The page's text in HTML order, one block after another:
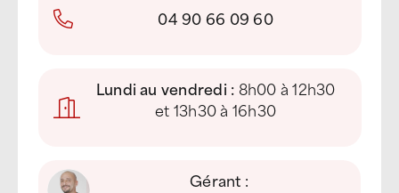
04 90 66 09 60
Lundi au vendredi : 8h00 à 12h30
et 13h30 à 16h30
Gérant :